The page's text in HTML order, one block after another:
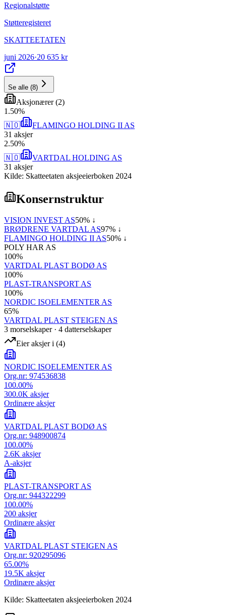
Regionalstøtte
Støtteregisteret
SKATTEETATEN
juni 2026·20 635 kr
Se alle (8)
Aksjonærer(2)
1 .50%
🇳🇴
FLAMINGO HOLDING II AS
31 aksjer
2.50%
🇳🇴
VARTDAL HOLDING AS
31 aksjer
Kilde: Skatteetaten aksjeeierboken 2024
Konsernstruktur
VISION INVEST AS50% ↓
BRØDRENE VARTDAL AS97% ↓
FLAMINGO HOLDING II AS50% ↓
POLY HAR AS
100%
VARTDAL PLAST BODØ AS
100%
PLAST-TRANSPORT AS
100%
NORDIC ISOELEMENTER AS
65%
VARTDAL PLAST STEIGEN AS
3 morselskaper· 4 datterselskaper
Eier aksjer i (4)
NORDIC ISOELEMENTER AS
Org.nr: 974536838
100.00%
300.0K aksjer
Ordinære aksjer
VARTDAL PLAST BODØ AS
Org.nr: 948900874
100.00%
2.6K aksjer
A-aksjer
PLAST-TRANSPORT AS
Org.nr: 944322299
100.00%
200 aksjer
Ordinære aksjer
VARTDAL PLAST STEIGEN AS
Org.nr: 920295096
65.00%
19.5K aksjer
Ordinære aksjer
Kilde: Skatteetaten aksjeeierboken 2024